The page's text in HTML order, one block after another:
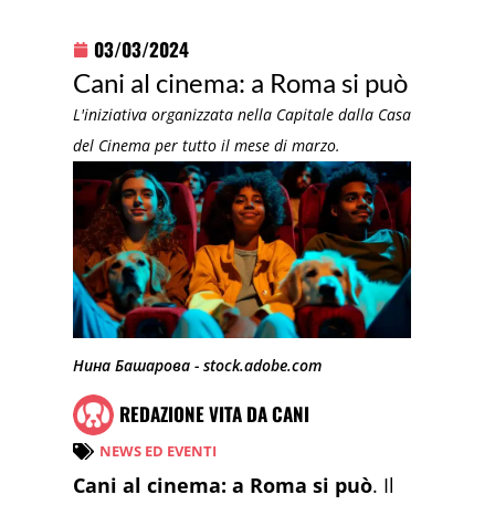
03/03/2024
Cani al cinema: a Roma si può
L'iniziativa organizzata nella Capitale dalla Casa
del Cinema per tutto il mese di marzo.
Нина Башарова - stock.adobe.com
REDAZIONE VITA DA CANI
NEWS ED EVENTI
Cani al cinema: a Roma si può. Il